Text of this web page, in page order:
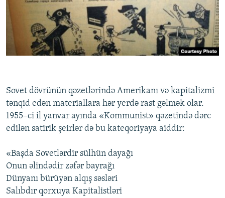
Sovet dövrünün qəzetlərində Amerikanı və kapitalizmi
tənqid edən materiallara hər yerdə rast gəlmək olar.
1955–ci il yanvar ayında «Kommunist» qəzetində dərc
edilən satirik şeirlər də bu kateqoriyaya aiddir:
«Başda Sovetlərdir sülhün dayağı
Onun əlindədir zəfər bayrağı
Dünyanı bürüyən alqış səsləri
Salıbdır qorxuya Kapitalistləri